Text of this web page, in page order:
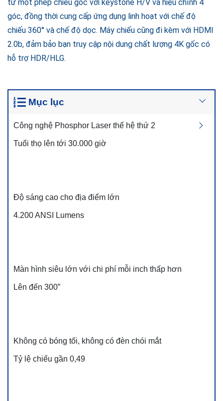
từ một phép chiếu góc với keystone H/V và hiệu chỉnh 4
góc, đồng thời cung cấp ứng dụng linh hoạt với chế độ
chiếu 360° và chế độ dọc. Máy chiếu cũng đi kèm với HDMI
2.0b, đảm bảo bạn truy cập nội dung chất lượng 4K gốc có
hỗ trợ HDR/HLG.
Mục lục
Công nghệ Phosphor Laser thế hệ thứ 2
Tuổi thọ lên tới 30.000 giờ
Độ sáng cao cho địa điểm lớn
4.200 ANSI Lumens
Màn hình siêu lớn với chi phí mỗi inch thấp hơn
Lên đến 300”
Không có bóng tối, không có đèn chói mắt
Tỷ lệ chiếu gần 0,49